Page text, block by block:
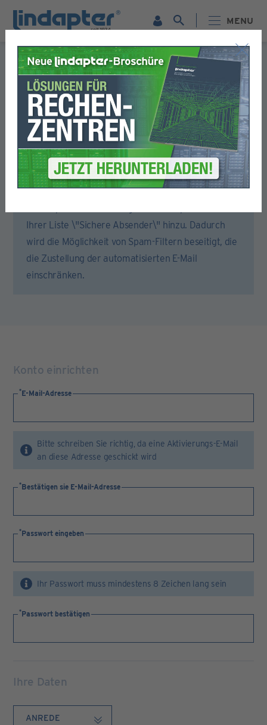
MENU
Formular für die Registrierung
Bitte füllen Sie alle Abschnitte dieses Formulars aus.
Sie erhalten dann eine E-Mail, um Ihr Konto zu aktivieren.
Um sicherzustellen, dass Sie die Aktivierungs-E-Mail
erhalten, öffnen Sie bitte Ihr E-Mail-Konto oder
Ihrer Liste \"Sichere Absender\" hinzu. Dadurch
wird die Möglichkeit von Spam-Filtern beseitigt, die
die Zustellung der automatisierten E-Mail
einschränken.
Konto einrichten
E-Mail-Adresse
Bitte schreiben Sie richtig, da eine Aktivierungs-E-Mail
an diese Adresse geschickt wird
Bestätigen sie E-Mail-Adresse
Passwort eingeben
Ihr Passwort muss mindestens 8 Zeichen lang sein
Passwort bestätigen
Ihre Daten